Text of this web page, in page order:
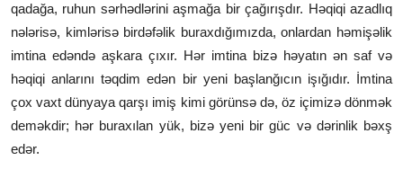
qadağa, ruhun sərhədlərini aşmağa bir çağırışdır. Həqiqi azadlıq
nələrisə, kimlərisə birdəfəlik buraxdığımızda, onlardan həmişəlik
imtina edəndə aşkara çıxır. Hər imtina bizə həyatın ən saf və
həqiqi anlarını təqdim edən bir yeni başlanğıcın işığıdır. İmtina
çox vaxt dünyaya qarşı imiş kimi görünsə də, öz içimizə dönmək
deməkdir; hər buraxılan yük, bizə yeni bir güc və dərinlik bəxş
edər.